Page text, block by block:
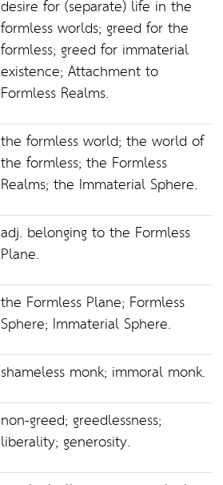
desire for (separate) life in the
formless worlds; greed for the
formless; greed for immaterial
existence; Attachment to
Formless Realms.
the formless world; the world of
the formless; the Formless
Realms; the Immaterial Sphere.
adj. belonging to the Formless
Plane.
the Formless Plane; Formless
Sphere; Immaterial Sphere.
shameless monk; immoral monk.
non-greed; greedlessness;
liberality; generosity.